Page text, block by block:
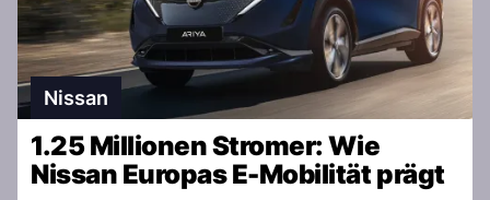
Nissan
1.25 Millionen Stromer: Wie
Nissan Europas E-Mobilität prägt